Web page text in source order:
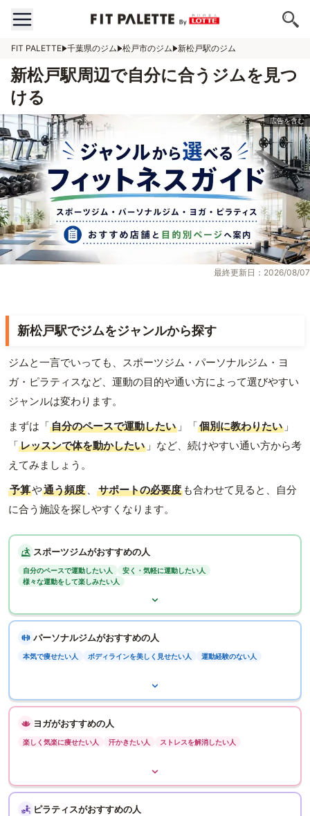
FIT PALETTE 千葉県のジム 松戸市のジム 新松戸駅のジム
新松戸駅周辺で自分に合うジムを見つ
ける
最終更新日：2026/08/07
新松戸駅でジムをジャンルから探す
ジムと一言でいっても、スポーツジム・パーソナルジム・ヨ
ガ・ピラティスなど、運動の目的や通い方によって選びやすい
ジャンルは変わります。
まずは「自分のペースで運動したい 」「個別に教わりたい 」
「レッスンで体を動かしたい 」など、続けやすい通い方から考
えてみましょう。
予算や通う頻度 、 サポートの必要度 も合わせて見ると、自分
に合う施設を探しやすくなります。
スポーツジムがおすすめの人
自分のペースで運動したい人
安く・気軽に運動したい人
様々な運動をして楽しみたい人
パーソナルジムがおすすめの人
本気で痩せたい人 ボディラインを美しく見せたい人 運動経験のない人
ヨガがおすすめの人
楽しく気楽に痩せたい人 汗かきたい人 ストレスを解消したい人
ピラティスがおすすめの人